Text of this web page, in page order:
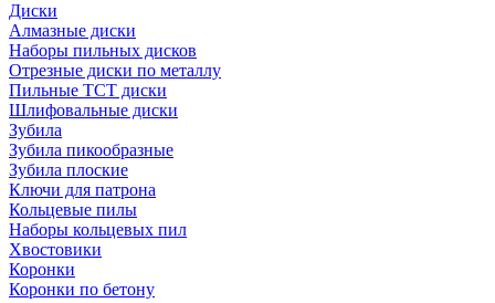
Диски
Алмазные диски
Наборы пильных дисков
Отрезные диски по металлу
Пильные TCT диски
Шлифовальные диски
Зубила
Зубила пикообразные
Зубила плоские
Ключи для патрона
Кольцевые пилы
Наборы кольцевых пил
Хвостовики
Коронки
Коронки по бетону